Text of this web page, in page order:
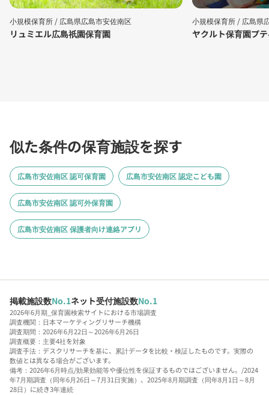
小規模保育所 / 広島県広島市安佐南区
リュミエル広島祇園保育園
小規模保育所 / 広島県
ヤクルト保育園プ
似た条件の保育施設を探す
広島市安佐南区 認可保育園 広島市安佐南区 認定こども園
広島市安佐南区 認可外保育園
広島市安佐南区 保護者向け連絡アプリ
掲載施設数No.1ネット受付施設数No.1
2026年6月期_保育園検索サイトにおける市場調査
調査機関：日本マーケティングリサーチ機構
調査期間：2026年6月22日～2026年6月26日
調査概要：主要4社を対象
調査手法：デスクリサーチを基に、累計データを比較・検証したものです。実際の
数値とは異なる場合がございます。
備考：2026年6月時点/効果効能等や優位性を保証するものではございません。/2024
年7月期調査（同年6月26日～7月31日実施）、2025年8月期調査（同年8月1日～8月
28日）に続き3年連続